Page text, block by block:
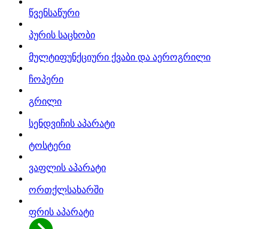
წვენსაწური
პურის საცხობი
მულტიფუნქციური ქვაბი და აეროგრილი
ჩოპერი
გრილი
სენდვიჩის აპარატი
ტოსტერი
ვაფლის აპარატი
ორთქლსახარში
ფრის აპარატი